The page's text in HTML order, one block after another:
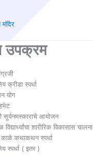
उपक्रम
क्रीडा स्पर्धा
योग
­सूर्यनमस्काराचे आयोजन
शारीरिक विकासास चालना
कथाकथन स्पर्धा
स्पर्धा ( इतर )